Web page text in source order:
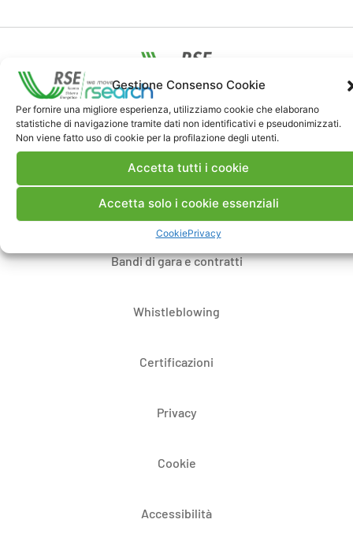
Gestione Consenso Cookie
Per fornire una migliore esperienza, utilizziamo cookie che elaborano
statistiche di navigazione tramite dati non identificativi e pseudonimizzati.
Non viene fatto uso di cookie per la profilazione degli utenti.
Accetta tutti i cookie
Accetta solo i cookie essenziali
CookiePrivacy
Contatti
Note Legali
Dove siamo
Bandi di gara e contratti
Whistleblowing
Certificazioni
Privacy
Cookie
Accessibilità